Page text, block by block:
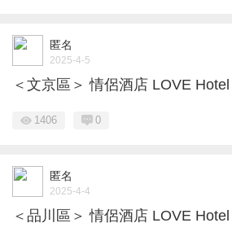
匿名
2025-4-5
＜文京區＞ 情侶酒店 LOVE Hotel
1406 0
匿名
2025-4-4
＜品川區＞ 情侶酒店 LOVE Hotel